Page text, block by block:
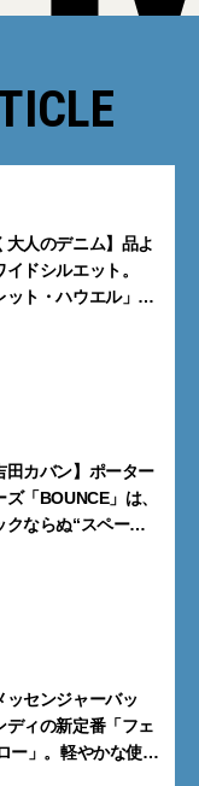
大人のデニム】品よ
イドシルエット。
ット・ハウエル」と
田カバン】ポーター
「BOUNCE」は、
クならぬ“スペース
ッセンジャーバッ
ディの新定番「フェ
ー」。軽やかな使い